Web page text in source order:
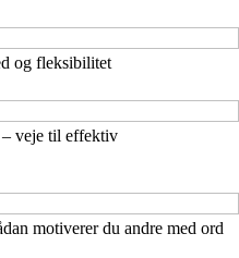
og fleksibilitet
veje til effektiv
motiverer du andre med ord